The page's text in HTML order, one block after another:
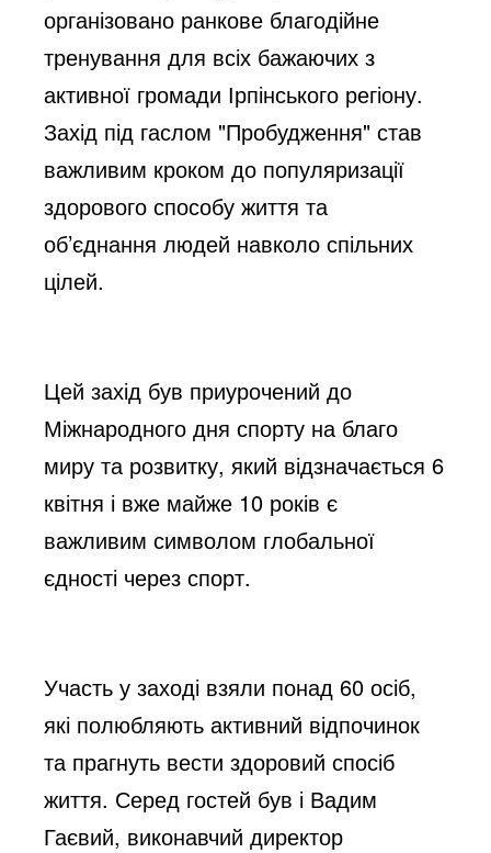
організовано ранкове благодійне
тренування для всіх бажаючих з
активної громади Ірпінського регіону.
Захід під гаслом "Пробудження" став
важливим кроком до популяризації
здорового способу життя та
об’єднання людей навколо спільних
цілей.
Цей захід був приурочений до
Міжнародного дня спорту на благо
миру та розвитку, який відзначається 6
квітня і вже майже 10 років є
важливим символом глобальної
єдності через спорт.
Участь у заході взяли понад 60 осіб,
які полюбляють активний відпочинок
та прагнуть вести здоровий спосіб
життя. Серед гостей був і Вадим
Гаєвий, виконавчий директор